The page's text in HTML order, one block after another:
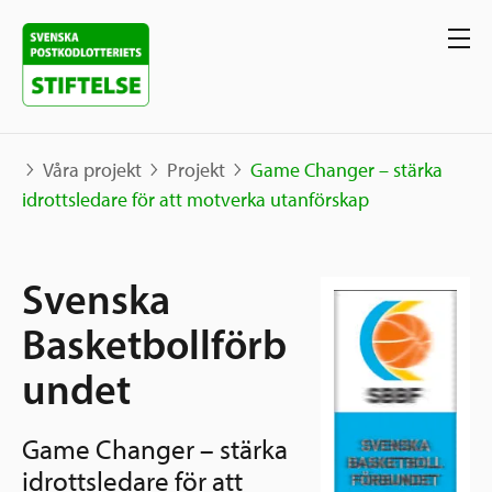
Projekt
Karta
Berättelser
Våra stöd
Sverige och övriga världen
Grannskapsinitiativet
Utlysningar
Samhällsentreprenörskap
Sök stöd
Ansök
Våra projekt Projekt
Game Changer – stärka
idrottsledare för att motverka utanförskap
Svenska
Basketbollförb
undet
Game Changer – stärka
idrottsledare för att